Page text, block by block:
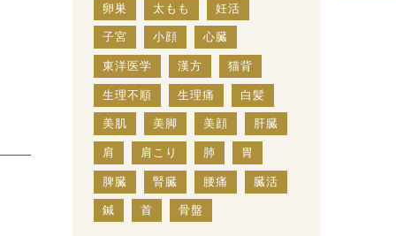
卵巣 太もも 妊活
子宮 小顔 心臓
東洋医学 漢方 猫背
生理不順 生理痛 白髪
美肌 美脚 美顔 肝臓
肩 肩こり 肺 胃
脾臓 腎臓 腰痛 臓活
鍼 首 骨盤